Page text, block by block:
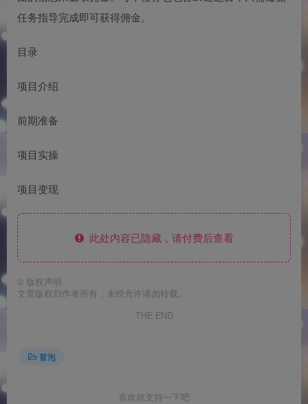
任务指导完成即可获得佣金。
目录
项目介绍
前期准备
项目实操
项目变现
此处内容已隐藏，请付费后查看
© 版权声明
文章版权归作者所有，未经允许请勿转载。
THE END
冒泡
喜欢就支持一下吧